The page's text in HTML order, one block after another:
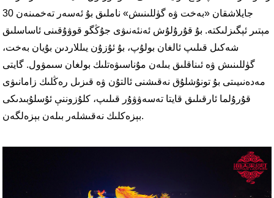
جايلاشقان «بەخت ۋە گۈللىنىش» ناملىق بۇ ئەسەر تەخمىنەن 30
مېتىر ئېگىزلىكتە. بۇ قۇرۇلۇش ئەنئەنىۋى جۇڭگو قوۋۇقىنى ئاساسلىق
شەكىل قىلىپ ئالغان بولۇپ، بۇ ئۇزۇن يىللاردىن بۇيان بەخت،
گۈللىنىش ۋە ئىناقلىق بىلەن مۇناسىۋەتلىك بولغان سىمۋول. گايتى
مەدەنىيىتى بۇ تونۇشلۇق نەقىشنى ئالتۇن ۋە قىزىل رەڭلىك زامانىۋى
قۇرۇلما ئارقىلىق قايتا تەسەۋۋۇر قىلىپ، كلۇزوننې ئۇسلۇبىدىكى
بېزەكلىك نەقىشلەر بىلەن بېزەلگەن.